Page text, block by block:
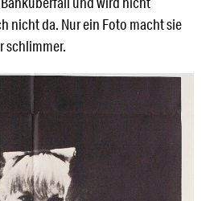
nicht da. Nur ein Foto macht sie
schlimmer.